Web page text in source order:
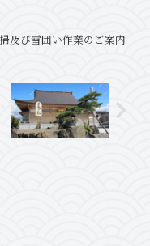
及び雪囲い作業のご案内